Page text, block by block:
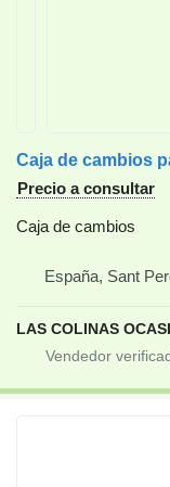
Caja de cambios
Precio a consultar
Caja de cambios
España, Sant
LAS COLINAS